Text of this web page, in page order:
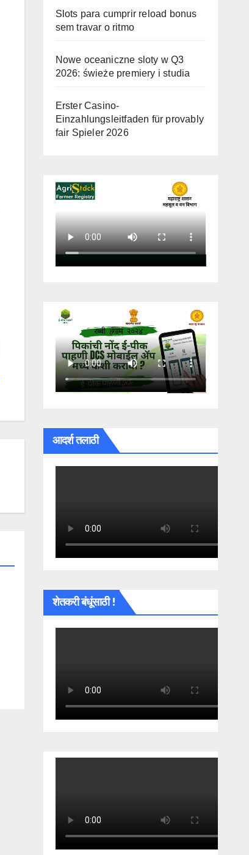
Slots para cumprir reload bonus
sem travar o ritmo
Nowe oceaniczne sloty w Q3
2026: świeże premiery i studia
Erster Casino-
Einzahlungsleitfaden für provably
fair Spieler 2026
आदर्श तलाठी
शेतकरी बंधूंसाठी !